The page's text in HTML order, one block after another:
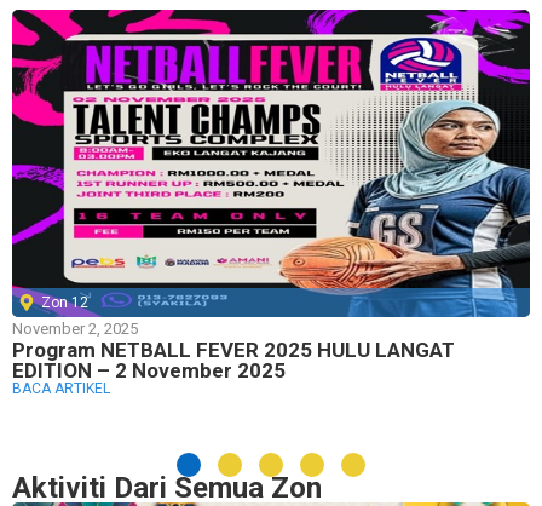
Zon 12
November 2, 2025
Program NETBALL FEVER 2025 HULU LANGAT
EDITION – 2 November 2025
BACA ARTIKEL
Aktiviti Dari Semua Zon